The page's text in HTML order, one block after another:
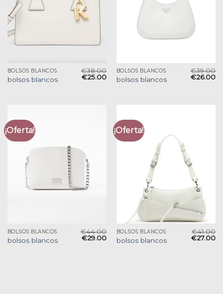
BOLSOS BLANCOS
bolsos blancos
€38.00
€25.00
BOLSOS BLANCOS
bolsos blancos
€39.00
€26.00
¡Oferta!
BOLSOS BLANCOS
bolsos blancos
€44.00
€29.00
¡Oferta!
BOLSOS BLANCOS
bolsos blancos
€41.00
€27.00